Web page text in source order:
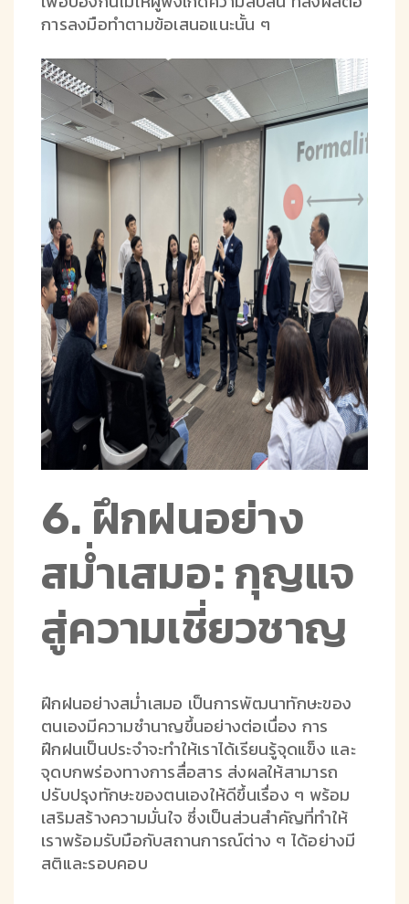
การลงมือทำตามข้อเสนอแนะนั้น ๆ
6. ฝึกฝนอย่าง
สม่ำเสมอ: กุญแจ
สู่ความเชี่ยวชาญ
ฝึกฝนอย่างสม่ำเสมอ เป็นการพัฒนาทักษะของ
ตนเองมีความชำนาญขึ้นอย่างต่อเนื่อง การ
ฝึกฝนเป็นประจำจะทำให้เราได้เรียนรู้จุดแข็ง และ
จุดบกพร่องทางการสื่อสาร ส่งผลให้สามารถ
ปรับปรุงทักษะของตนเองให้ดีขึ้นเรื่อง ๆ พร้อม
เสริมสร้างความมั่นใจ ซึ่งเป็นส่วนสำคัญที่ทำให้
เราพร้อมรับมือกับสถานการณ์ต่าง ๆ ได้อย่างมี
สติและรอบคอบ